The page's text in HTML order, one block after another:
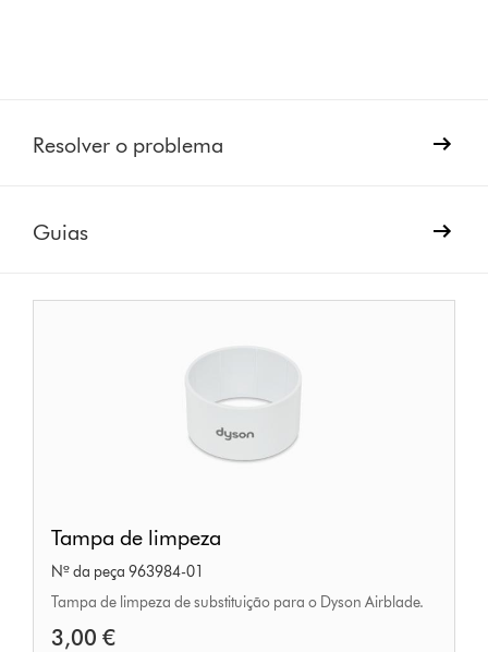
Resolver o problema
Guias
de
limpeza
Tampa de limpeza
Nº da peça 963984-01
Tampa de limpeza de substituição para o Dyson Airblade.
3,00 €